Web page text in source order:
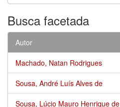
Busca facetada
Autor
Machado, Natan Rodrigues
Sousa, André Luís Alves de
Sousa, Lúcio Mauro Henrique de